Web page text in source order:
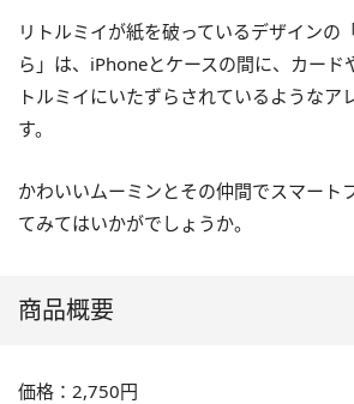
リトルミイが紙を破っているデザインの
ら」は、iPhoneとケースの間に、カード
トルミイにいたずらされているようなア
す。
かわいいムーミンとその仲間でスマート
てみてはいかがでしょうか。
商品概要
価格：2,750円